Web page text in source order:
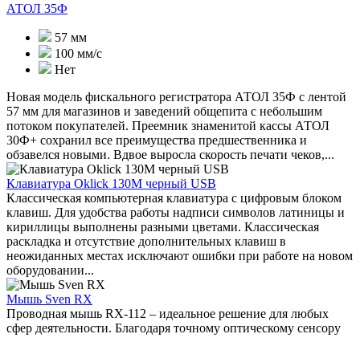
АТОЛ 35Ф
57 мм
100 мм/с
Нет
Новая модель фискального регистратора АТОЛ 35Ф с лентой
57 мм для магазинов и заведений общепита с небольшим
потоком покупателей. Преемник знаменитой кассы АТОЛ
30Ф+ сохранил все преимущества предшественника и
обзавелся новыми. Вдвое выросла скорость печати чеков,...
Клавиатура Oklick 130M черный USB
Классическая компьютерная клавиатура с цифровым блоком
клавиш. Для удобства работы надписи символов латиницы и
кириллицы выполнены разными цветами. Классическая
раскладка и отсутствие дополнительных клавиш в
неожиданных местах исключают ошибки при работе на новом
оборудовании...
Мышь Sven RX
Проводная мышь RX-112 – идеальное решение для любых
сфер деятельности. Благодаря точному оптическому сенсору